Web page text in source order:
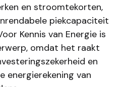
en stroomtekorten,
piekcapaciteit
Kennis van Energie is
omdat het raakt
en
energierekening van